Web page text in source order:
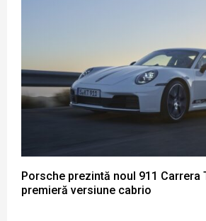
Porsche prezintă noul 911 Carrera
premieră versiune cabrio